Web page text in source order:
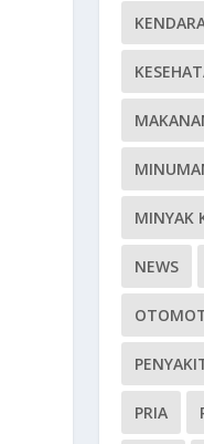
MINYAK
NEWS
PRIA